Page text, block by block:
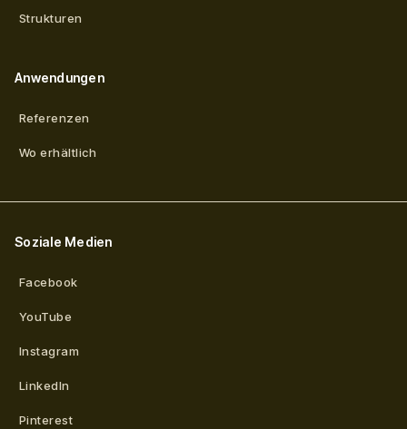
Strukturen
Anwendungen
Referenzen
Wo erhältlich
Soziale Medien
Facebook
YouTube
Instagram
LinkedIn
Pinterest